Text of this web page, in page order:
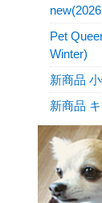
Pet
Winter)
新商品
新商品